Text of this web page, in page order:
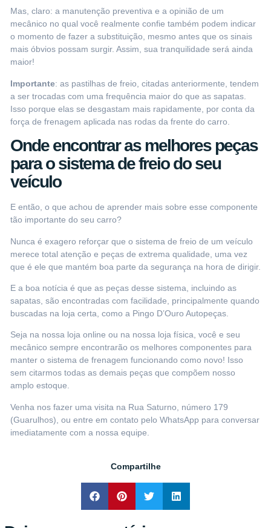
Compartilhe
Mas, claro: a manutenção preventiva e a opinião de um
mecânico no qual você realmente confie também podem indicar
o momento de fazer a substituição, mesmo antes que os sinais
mais óbvios possam surgir. Assim, sua tranquilidade será ainda
maior!
Importante: as pastilhas de freio, citadas anteriormente, tendem
a ser trocadas com uma frequência maior do que as sapatas.
Isso porque elas se desgastam mais rapidamente, por conta da
força de frenagem aplicada nas rodas da frente do carro.
Onde encontrar as melhores peças
para o sistema de freio do seu
veículo
E então, o que achou de aprender mais sobre esse componente
tão importante do seu carro?
Nunca é exagero reforçar que o sistema de freio de um veículo
merece total atenção e peças de extrema qualidade, uma vez
que é ele que mantém boa parte da segurança na hora de dirigir.
E a boa notícia é que as peças desse sistema, incluindo as
sapatas, são encontradas com facilidade, principalmente quando
buscadas na loja certa, como a Pingo D’Ouro Autopeças
Seja na nossa loja online ou na nossa loja física, você e seu
mecânico sempre encontrarão os melhores componentes para
manter o sistema de frenagem funcionando como novo! Isso
sem citarmos todas as demais peças que compõem nosso
amplo estoque.
Venha nos fazer uma visita na Rua Saturno, número 179
(Guarulhos), ou entre em contato pelo WhatsApp para conversar
imediatamente com a nossa equipe.